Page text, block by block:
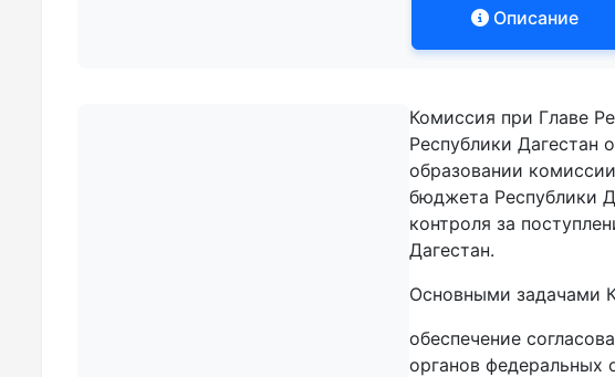
Описание
Комиссия при Главе
Республики Дагестан
образовании
бюджета Республики
контроля за
Дагестан.
Основными задачами
обеспечение
органов федеральных